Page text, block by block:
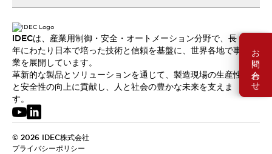
お問い合わせ
IDECは、産業用制御・安全・オートメーション分野で、長
年にわたり日本で培った技術と信頼を基盤に、世界各地で事
業を展開しています。
革新的な製品とソリューションを通じて、製造現場の生産性
と安全性の向上に貢献し、人と社会の豊かな未来を支えま
す。
© 2026 IDEC株式会社
プライバシーポリシー